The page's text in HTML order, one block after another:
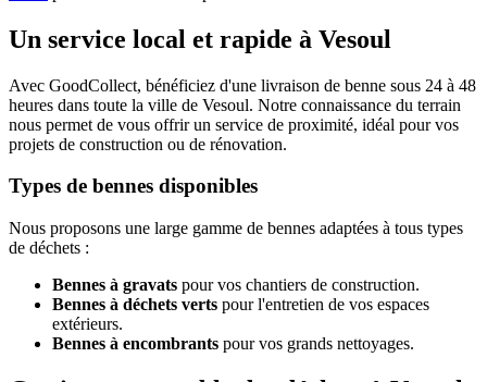
Un service local et rapide à Vesoul
Avec GoodCollect, bénéficiez d'une livraison de benne sous 24 à 48
heures dans toute la ville de Vesoul. Notre connaissance du terrain
nous permet de vous offrir un service de proximité, idéal pour vos
projets de construction ou de rénovation.
Types de bennes disponibles
Nous proposons une large gamme de bennes adaptées à tous types
de déchets :
Bennes à gravats pour vos chantiers de construction.
Bennes à déchets verts pour l'entretien de vos espaces
extérieurs.
Bennes à encombrants pour vos grands nettoyages.